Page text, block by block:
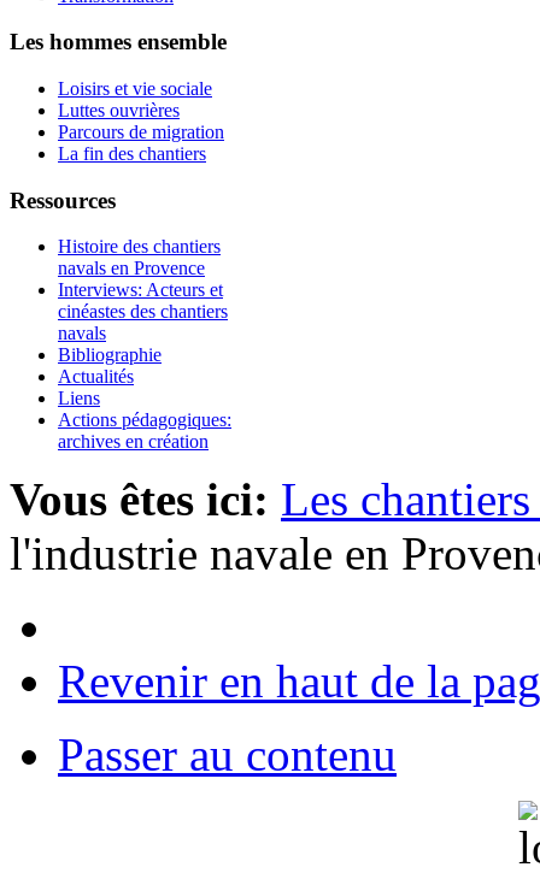
Les hommes ensemble
Loisirs et vie sociale
Luttes ouvrières
Parcours de migration
La fin des chantiers
Ressources
Histoire des chantiers
navals en Provence
Interviews: Acteurs et
cinéastes des chantiers
navals
Bibliographie
Actualités
Liens
Actions pédagogiques:
archives en création
Vous êtes ici: Les
l'industrie navale en
Revenir en haut de la
Passer au contenu